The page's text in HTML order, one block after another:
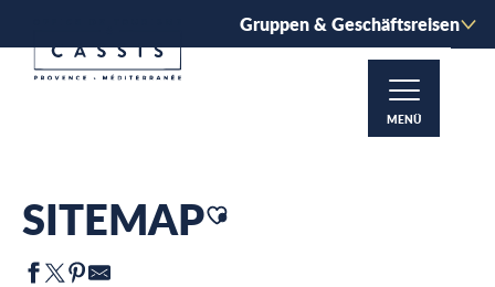
contenu
Gruppen & Geschäftsreisen
MENÜ
SITEMAPAjouter aux favoris